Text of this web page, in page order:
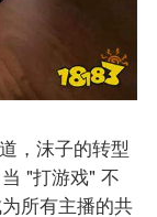
，沫子的转型
"打游戏" 不
所有主播的共